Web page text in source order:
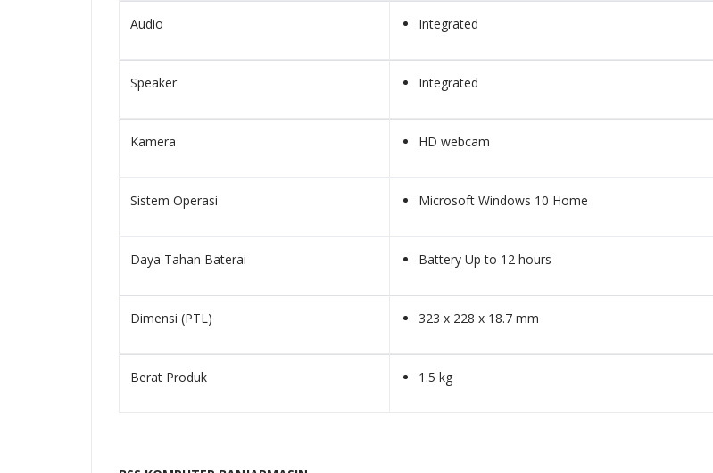
Audio Integrated
Speaker Integrated
Kamera HD webcam
Sistem Operasi Microsoft Windows 10 Home
Daya Tahan Baterai Battery Up to 12 hours
Dimensi (PTL) 323 x 228 x 18.7 mm
Berat Produk 1.5 kg